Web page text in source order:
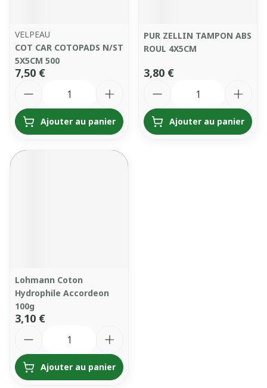
VELPEAU
COT CAR COTOPADS N/ST
5X5CM 500
7,50 €
Ajouter au panier
PUR ZELLIN TAMPON ABS
ROUL 4X5CM
3,80 €
Ajouter au panier
Lohmann Coton
Hydrophile Accordeon
100g
3,10 €
Ajouter au panier